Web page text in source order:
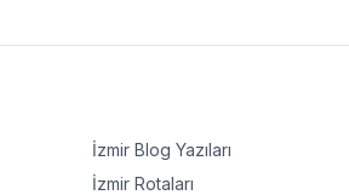
İzmir Blog Yazıları
İzmir Rotaları